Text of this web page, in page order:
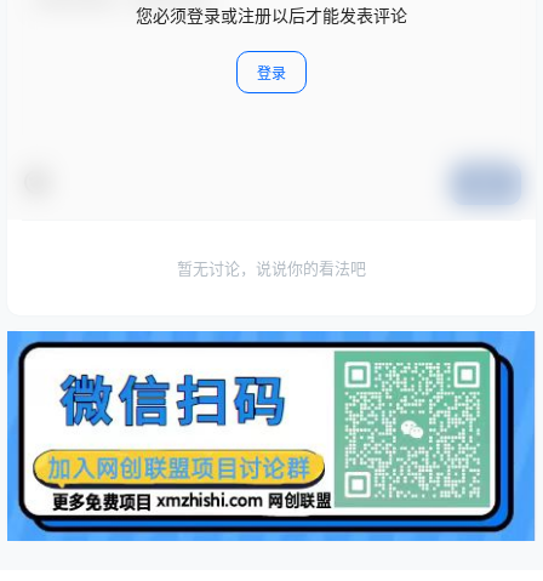
您必须登录或注册以后才能发表评论
登录
暂无讨论，说说你的看法吧